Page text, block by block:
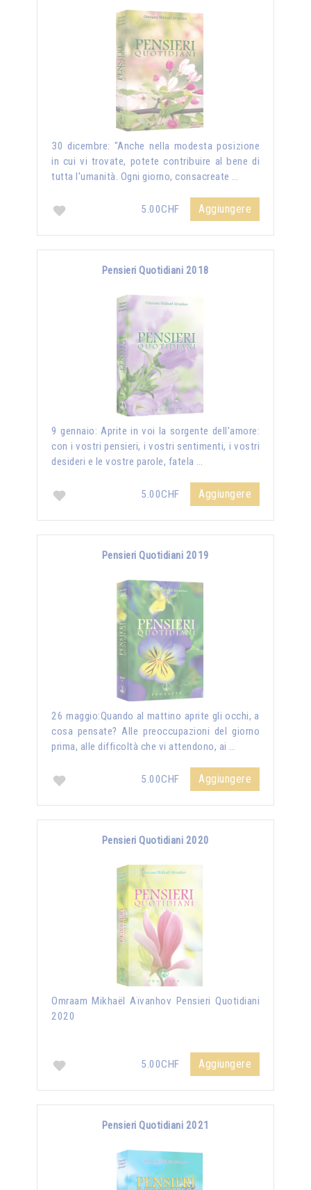
30 dicembre: "Anche nella modesta posizione
in cui vi trovate, potete contribuire al bene di
tutta l'umanità. Ogni giorno, consacreate …
5.00CHF Aggiungere
Pensieri Quotidiani 2018
9 gennaio: Aprite in voi la sorgente dell’amore:
con i vostri pensieri, i vostri sentimenti, i vostri
desideri e le vostre parole, fatela …
5.00CHF Aggiungere
Pensieri Quotidiani 2019
26 maggio:Quando al mattino aprite gli occhi, a
cosa pensate? Alle preoccupazioni del giorno
prima, alle difficoltà che vi attendono, ai …
5.00CHF Aggiungere
Pensieri Quotidiani 2020
Omraam Mikhaël Aïvanhov Pensieri Quotidiani
2020
5.00CHF Aggiungere
Pensieri Quotidiani 2021